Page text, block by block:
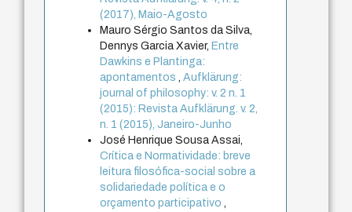
(2017), Maio-Agosto
Mauro Sérgio Santos da Silva,
Dennys Garcia Xavier, Entre
Dawkins e Plantinga:
apontamentos,Aufklärung:
journal of philosophy: v. 2 n. 1
(2015): Revista Aufklärung. v. 2,
n. 1 (2015), Janeiro-Junho
José Henrique Sousa Assai,
Crítica e Normatividade: breve
leitura filosófica-social sobre a
solidariedade política e o
orçamento participativo,